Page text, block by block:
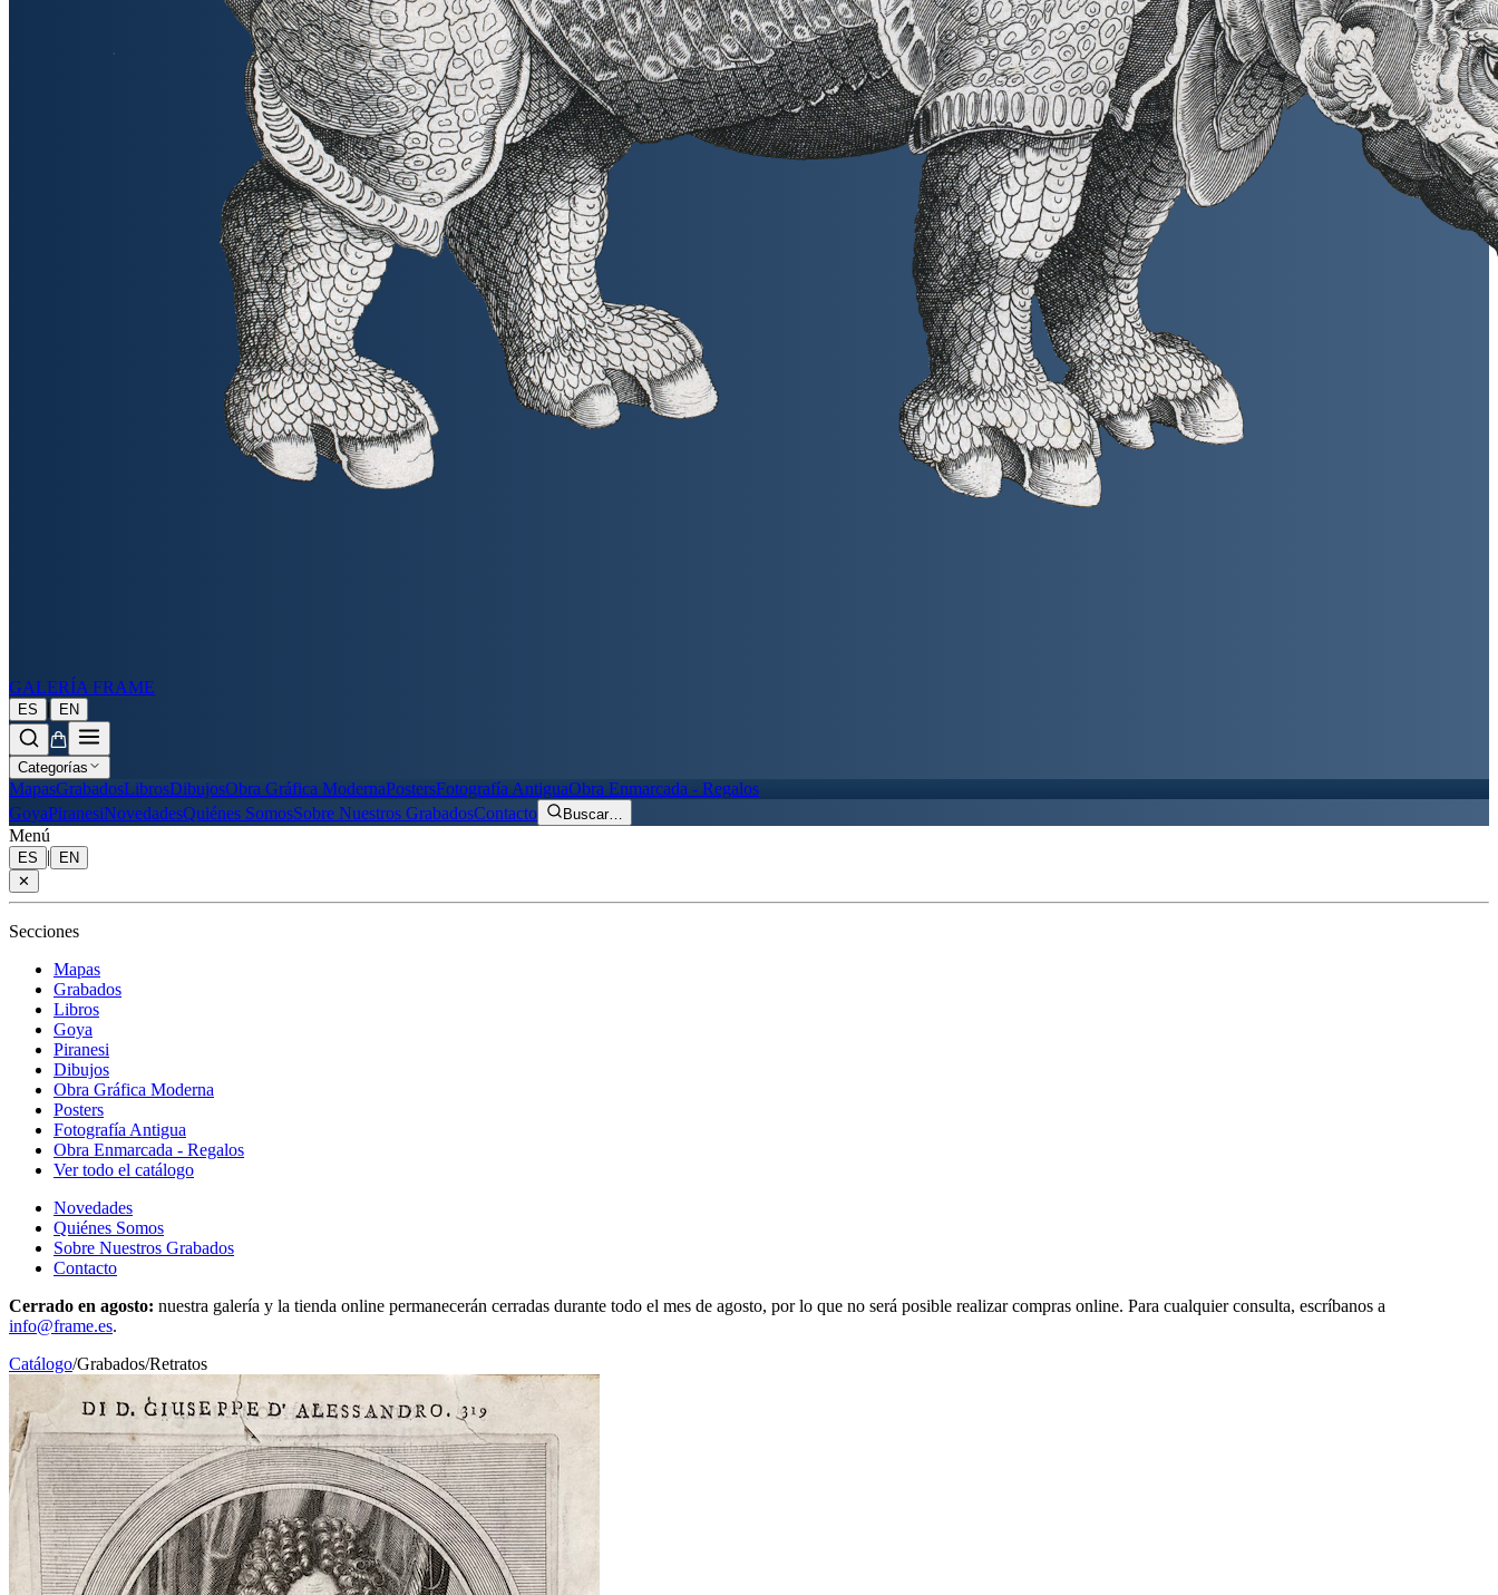
GALERÍA FRAME
ES | EN
Categorías
MapasGrabadosLibrosDibujosObra Gráfica ModernaPostersFotografía AntiguaObra Enmarcada - Regalos
GoyaPiranesiNovedadesQuiénes SomosSobre Nuestros GrabadosContacto Buscar…
Menú
ES |
EN
✕
Secciones
Mapas
Grabados
Libros
Goya
Piranesi
Dibujos
Obra Gráfica Moderna
Posters
Fotografía Antigua
Obra Enmarcada - Regalos
Ver todo el catálogo
Novedades
Quiénes Somos
Sobre Nuestros Grabados
Contacto
Cerrado en agosto: nuestra galería y la tienda online permanecerán cerradas durante todo el mes de agosto, por lo que no será posible realizar compras online. Para cualquier consulta, escríbanos a
info@frame.es.
Catálogo/Grabados/Retratos